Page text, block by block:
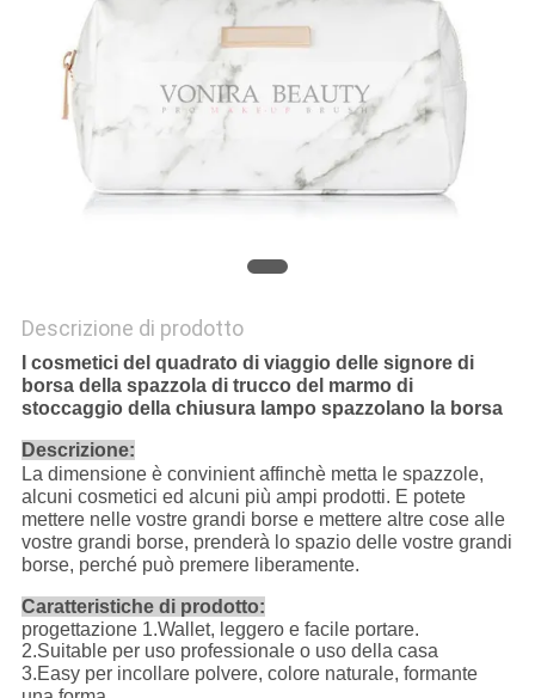
Descrizione di prodotto
I cosmetici del quadrato di viaggio delle signore di
borsa della spazzola di trucco del marmo di
stoccaggio della chiusura lampo spazzolano la borsa
Descrizione:
La dimensione è convinient affinchè metta le spazzole,
alcuni cosmetici ed alcuni più ampi prodotti. E potete
mettere nelle vostre grandi borse e mettere altre cose alle
vostre grandi borse, prenderà lo spazio delle vostre grandi
borse, perché può premere liberamente.
Caratteristiche di prodotto:
progettazione 1.Wallet, leggero e facile portare.
2.Suitable per uso professionale o uso della casa
3.Easy per incollare polvere, colore naturale, formante